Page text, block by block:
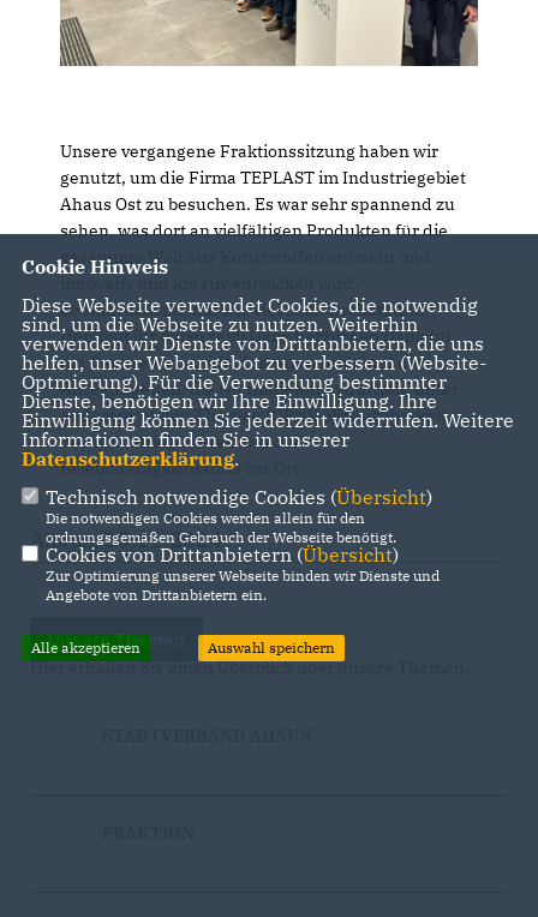
Unsere vergangene Fraktionssitzung haben wir
genutzt, um die Firma TEPLAST im Industriegebiet
Ahaus Ost zu besuchen. Es war sehr spannend zu
sehen, was dort an vielfältigen Produkten für die
gesammte Welt aus Kunststoffen entsteht und
Beeindruckend, mit wie viel Leidenschaft und
Herzblut ihr dabei seid! Ganz herzlichen Dank für
die Gastfreundschaft, den Austausch und die
Anregungenen, die wir mitnehmen durften, unter
anderem zu den Themen (ÖPNV-)Erreichbarkeit
des Industriegebietes und die
Beleuchtungssituation vor Ort.
Ahaus, 25.11.2024
Unsere Themen
Hier erhalten Sie einen Überblick über unsere Themen.
Cookie Hinweis
Diese Webseite verwendet Cookies, die notwendig
sind, um die Webseite zu nutzen. Weiterhin
verwenden wir Dienste von Drittanbietern, die uns
helfen, unser Webangebot zu verbessern (Website-
Optmierung). Für die Verwendung bestimmter
Dienste, benötigen wir Ihre Einwilligung. Ihre
Einwilligung können Sie jederzeit widerrufen. Weitere
Informationen finden Sie in unserer
Datenschutzerklärung.
Technisch notwendige Cookies (Übersicht)
Die notwendigen Cookies werden allein für den
ordnungsgemäßen Gebrauch der Webseite benötigt.
Cookies von Drittanbietern (Übersicht)
Zur Optimierung unserer Webseite binden wir Dienste und
Angebote von Drittanbietern ein.
Alle akzeptieren Auswahl speichern